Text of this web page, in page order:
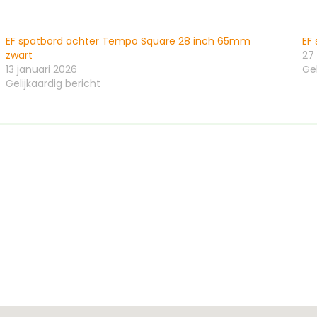
EF spatbord achter Tempo Square 28 inch 65mm
zwart
13 januari 2026
Gelijkaardig bericht